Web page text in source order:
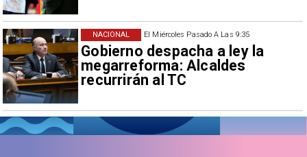
El Miércoles Pasado A Las 9:35
Gobierno despacha a ley la
megarreforma: Alcaldes
recurrirán al TC
NACIONAL